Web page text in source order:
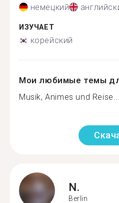
немецкий
ИЗУЧАЕТ
корейский
Мои любимые темы
Musik, Animes und Reise...
N.
Berlin